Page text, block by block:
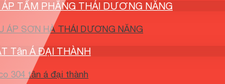
TẤM PHẲNG THÁI DƯƠNG NĂNG
ÁP SƠN HÀ THÁI DƯƠNG NĂNG
Tân Á ĐẠI THÀNH
304 tân á đại thành